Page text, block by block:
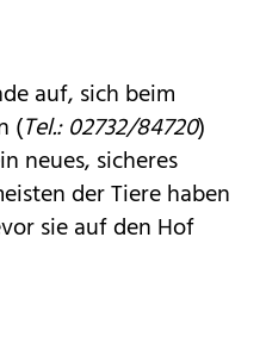
auf, sich beim
(Tel.: 02732/84720)
neues, sicheres
der Tiere haben
sie auf den Hof